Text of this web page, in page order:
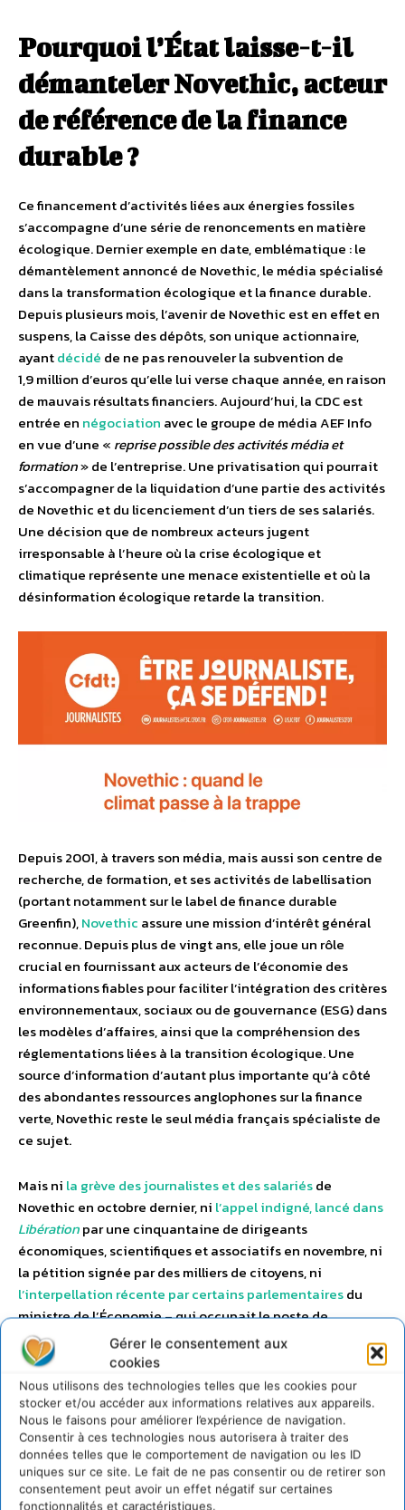
Gérer le consentement aux
cookies
Nous utilisons des technologies telles que les cookies pour
stocker et/ou accéder aux informations relatives aux appareils.
Nous le faisons pour améliorer l’expérience de navigation.
Consentir à ces technologies nous autorisera à traiter des
données telles que le comportement de navigation ou les ID
uniques sur ce site. Le fait de ne pas consentir ou de retirer son
consentement peut avoir un effet négatif sur certaines
fonctionnalités et caractéristiques.
Pourquoi l’État laisse-t-il
démanteler Novethic, acteur
de référence de la finance
durable ?
Ce financement d’activités liées aux énergies fossiles
s’accompagne d’une série de renoncements en matière
écologique. Dernier exemple en date, emblématique : le
démantèlement annoncé de Novethic, le média spécialisé
dans la transformation écologique et la finance durable.
Depuis plusieurs mois, l’avenir de Novethic est en effet en
suspens, la Caisse des dépôts, son unique actionnaire,
ayantdécidé de ne pas renouveler la subvention de
1,9 million d’euros qu’elle lui verse chaque année, en raison
de mauvais résultats financiers. Aujourd’hui, la CDC est
entrée en négociation avec le groupe de média AEF Info
en vue d’une « reprise possible des activités média et
formation» de l’entreprise. Une privatisation qui pourrait
s’accompagner de la liquidation d’une partie des activités
de Novethic et du licenciement d’un tiers de ses salariés.
Une décision que de nombreux acteurs jugent
irresponsable à l’heure où la crise écologique et
climatique représente une menace existentielle et où la
désinformation écologique retarde la transition.
Depuis 2001, à travers son média, mais aussi son centre de
recherche, de formation, et ses activités de labellisation
(portant notamment sur le label de finance durable
Greenfin),Novethic assure une mission d’intérêt général
reconnue. Depuis plus de vingt ans, elle joue un rôle
crucial en fournissant aux acteurs de l’économie des
informations fiables pour faciliter l’intégration des critères
environnementaux, sociaux ou de gouvernance (ESG) dans
les modèles d’affaires, ainsi que la compréhension des
réglementations liées à la transition écologique. Une
source d’information d’autant plus importante qu’à côté
des abondantes ressources anglophones sur la finance
verte, Novethic reste le seul média français spécialiste de
ce sujet.
Mais ni la grève des journalistes et des salariésde
Novethic en octobre dernier, ni l’appel indigné, lancé dans
Libérationpar une cinquantaine de dirigeants
économiques, scientifiques et associatifs en novembre, ni
la pétition signée par des milliers de citoyens, ni
l’interpellation récente par certains parlementairesdu
ministre de l’Économie – qui occupait le poste de
directeur général de la CDC avant son entrée au
gouvernement – ne semblent devoir infléchir cette
décision, qui menace la pérennité d’une source
d’information essentielle pour des milliers de
professionnels.
Pourquoi la CDC accepte-t-elle ainsi de «sacrifier la
transformation écologique et (de) continuer les coupes